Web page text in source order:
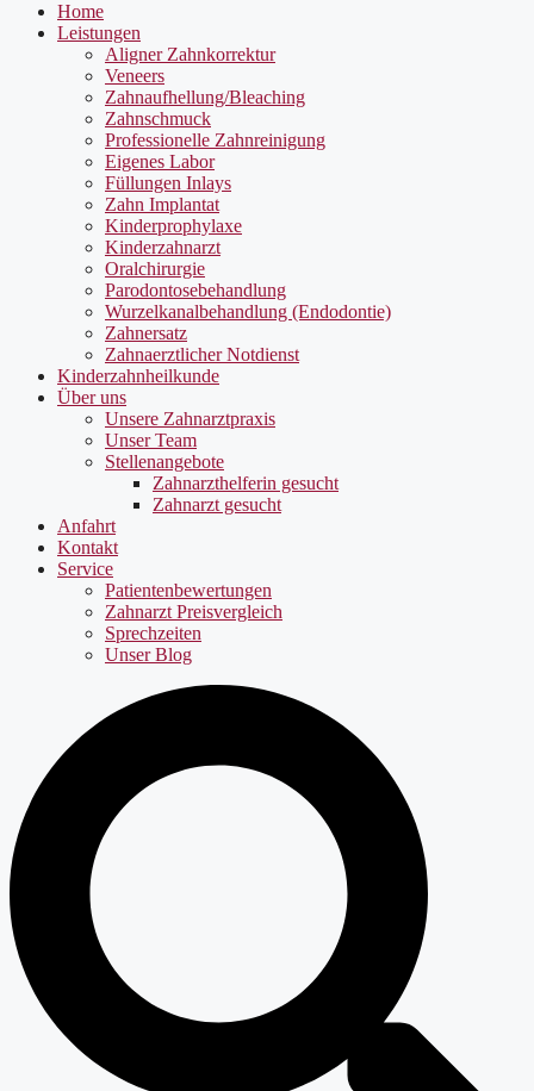
Home
Leistungen
Aligner Zahnkorrektur
Veneers
Zahnaufhellung/Bleaching
Zahnschmuck
Professionelle Zahnreinigung
Eigenes Labor
Füllungen Inlays
Zahn Implantat
Kinderprophylaxe
Kinderzahnarzt
Oralchirurgie
Parodontosebehandlung
Wurzelkanalbehandlung (Endodontie)
Zahnersatz
Zahnaerztlicher Notdienst
Kinderzahnheilkunde
Über uns
Unsere Zahnarztpraxis
Unser Team
Stellenangebote
Zahnarzthelferin gesucht
Zahnarzt gesucht
Anfahrt
Kontakt
Service
Patientenbewertungen
Zahnarzt Preisvergleich
Sprechzeiten
Unser Blog